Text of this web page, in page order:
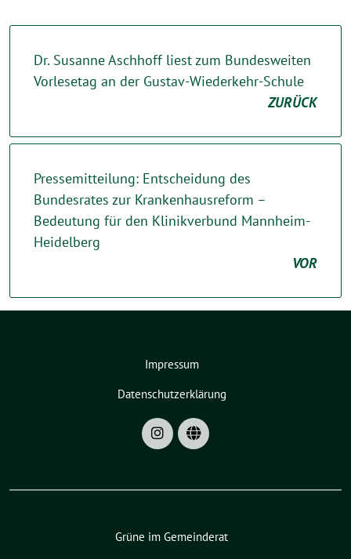
Dr. Susanne Aschhoff liest zum Bundesweiten
Vorlesetag an der Gustav-Wiederkehr-Schule
ZURÜCK
Pressemitteilung: Entscheidung des
Bundesrates zur Krankenhausreform –
Bedeutung für den Klinikverbund Mannheim-
Heidelberg
VOR
Impressum
Datenschutzerklärung
Grüne im Gemeinderat